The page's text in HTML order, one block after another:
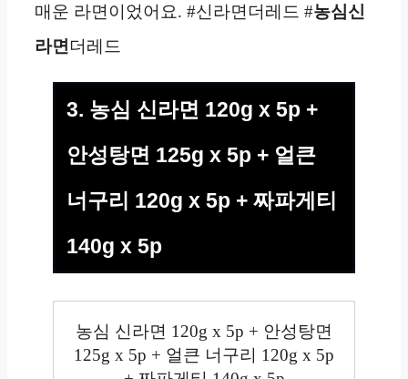
매운 라면이었어요. #신라면더레드 #농심신
라면 더레드
3. 농심 신라면 120g x 5p +
안성탕면 125g x 5p + 얼큰
너구리 120g x 5p + 짜파게티
140g x 5p
농심 신라면 120g x 5p + 안성탕면
125g x 5p + 얼큰 너구리 120g x 5p